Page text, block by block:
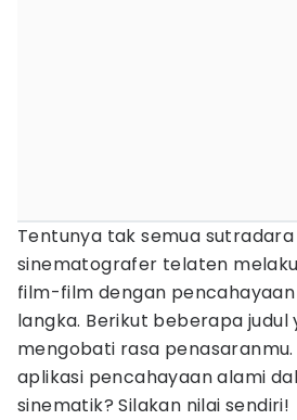
Tentunya tak semua
sinematografer telaten
film-film dengan
langka. Berikut beberapa judul
mengobati rasa
aplikasi pencahayaan alami
sinematik? Silakan nilai sendiri!